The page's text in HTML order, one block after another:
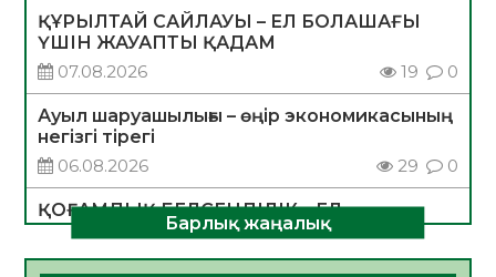
ҚҰРЫЛТАЙ САЙЛАУЫ – ЕЛ БОЛАШАҒЫ
ҮШІН ЖАУАПТЫ ҚАДАМ
07.08.2026
19 0
Ауыл шаруашылығы – өңір экономикасының
негізгі тірегі
06.08.2026
29 0
ҚОҒАМДЫҚ БЕЛСЕНДІЛІК – ЕЛ
ДАМУЫНЫҢ НЕГІЗІ
06.08.2026
28 0
Барлық жаңалық